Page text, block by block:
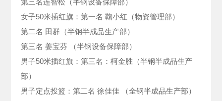
第三名连智松（半钢设备保障部）
女子50米插红旗：第一名 鞠小红（物资管理部）
第二名 田群（半钢半成品生产部）
第三名 姜宝芬 （半钢设备保障部）
男子50米插红旗：第三名：柯金胜（半钢半成品生产
部）
男子定点投篮：第二名 徐佳佳 （全钢半成品生产部）